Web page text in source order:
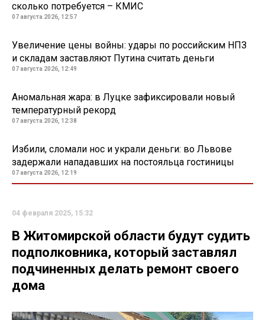
сколько потребуется – КМИС
07 августа 2026, 12:57
Увеличение цены войны: удары по российским НПЗ
и складам заставляют Путина считать деньги
07 августа 2026, 12:49
Аномальная жара: в Луцке зафиксировали новый
температурный рекорд
07 августа 2026, 12:38
Избили, сломали нос и украли деньги: во Львове
задержали нападавших на постояльца гостиницы
07 августа 2026, 12:19
04 февраля 2025, 15:32
В Житомирской области будут судить
подполковника, который заставлял
подчиненных делать ремонт своего
дома